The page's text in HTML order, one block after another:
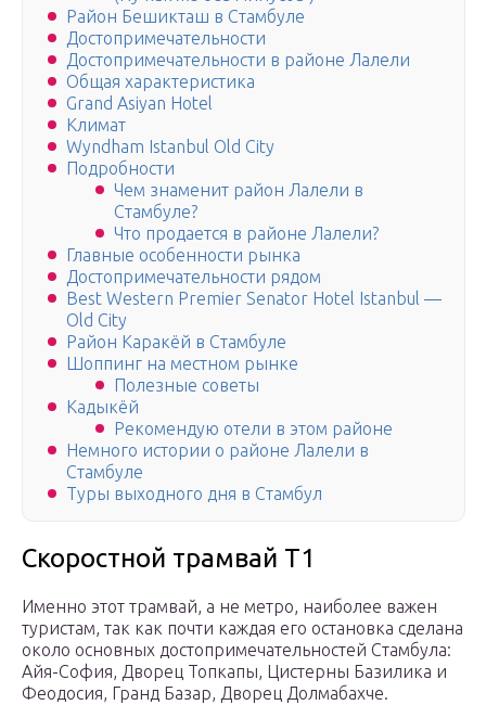
Район Бешикташ в Стамбуле
Достопримечательности
Достопримечательности в районе Лалели
Общая характеристика
Grand Asiyan Hotel
Климат
Wyndham Istanbul Old City
Подробности
Чем знаменит район Лалели в
Стамбуле?
Что продается в районе Лалели?
Главные особенности рынка
Достопримечательности рядом
Best Western Premier Senator Hotel Istanbul —
Old City
Район Каракёй в Стамбуле
Шоппинг на местном рынке
Полезные советы
Кадыкёй
Рекомендую отели в этом районе
Немного истории о районе Лалели в
Стамбуле
Туры выходного дня в Стамбул
Скоростной трамвай T1
Именно этот трамвай, а не метро, наиболее важен
туристам, так как почти каждая его остановка сделана
около основных достопримечательностей Стамбула:
Айя-София, Дворец Топкапы, Цистерны Базилика и
Феодосия, Гранд Базар, Дворец Долмабахче.